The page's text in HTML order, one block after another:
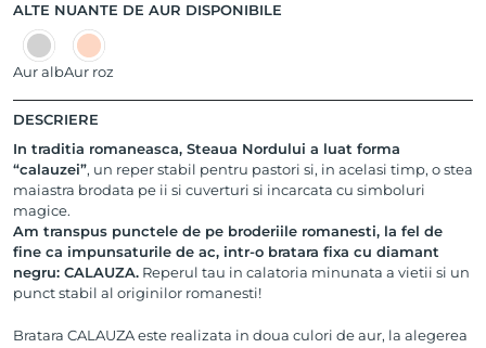
ALTE NUANTE DE AUR DISPONIBILE
Aur albAur roz
DESCRIERE
In traditia romaneasca, Steaua Nordului a luat forma
“calauzei”, un reper stabil pentru pastori si, in acelasi timp, o stea
maiastra brodata pe ii si cuverturi si incarcata cu simboluri
magice.
Am transpus punctele de pe broderiile romanesti, la fel de
fine ca impunsaturile de ac, intr-o bratara fixa cu diamant
negru: CALAUZA. Reperul tau in calatoria minunata a vietii si un
punct stabil al originilor romanesti!
Bratara CALAUZA este realizata in doua culori de aur, la alegerea